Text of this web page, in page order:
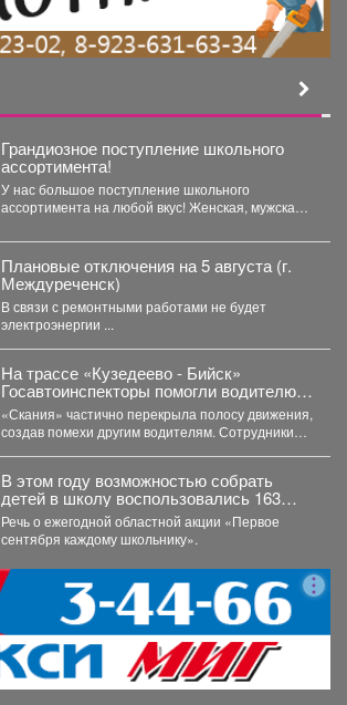
Грандиозное поступление школьного
ассортимента!
У нас большое поступление школьного
ассортимента на любой вкус! Женская, мужская и
Плановые отключения на 5 августа (г.
Междуреченск)
В связи с ремонтными работами не будет
электроэнергии ...
На трассе «Кузедеево - Бийск»
Госавтоинспекторы помогли водителю
застрявшего в кювете грузовика.
«Скания» частично перекрыла полосу движения,
создав помехи другим водителям. Сотрудники
В этом году возможностью собрать
детей в школу воспользовались 163
малообеспеченные семьи
Междуреченска.
Речь о ежегодной областной акции «Первое
сентября каждому школьнику».